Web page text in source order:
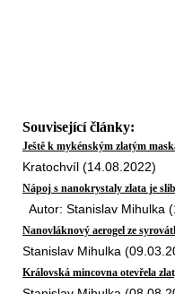
Související články:
Ještě k mykénským zlatým
Kratochvíl (14.08.2022)
Nápoj s nanokrystaly zlata je
Autor: Stanislav Mihulka
Nanovláknový aerogel ze
Stanislav Mihulka
Královská mincovna otevřela